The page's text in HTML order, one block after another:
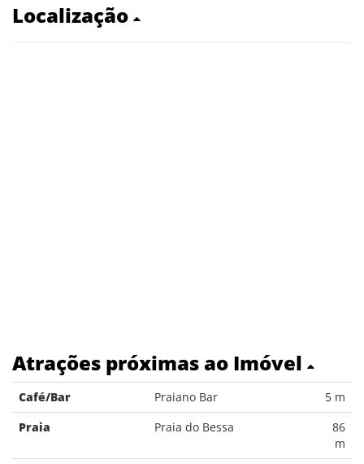
Localização
Atrações próximas ao Imóvel
Café/Bar Praiano Bar
5 m
Praia
Praia do Bessa
86
m